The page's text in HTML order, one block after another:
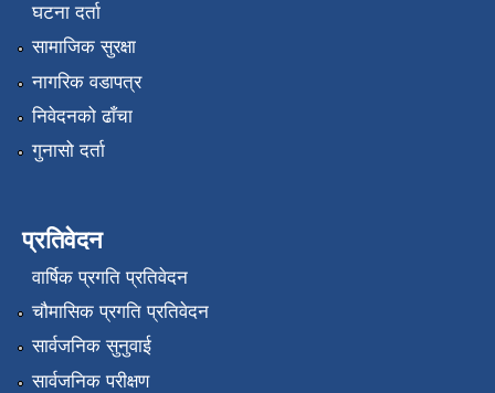
घटना दर्ता
सामाजिक सुरक्षा
नागरिक वडापत्र
निवेदनको ढाँचा
गुनासो दर्ता
प्रतिवेदन
वार्षिक प्रगति प्रतिवेदन
चौमासिक प्रगति प्रतिवेदन
सार्वजनिक सुनुवाई
सार्वजनिक परीक्षण